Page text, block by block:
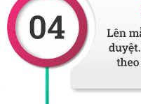
Áo kiểu phục vụ nhà
và mang đến cảm